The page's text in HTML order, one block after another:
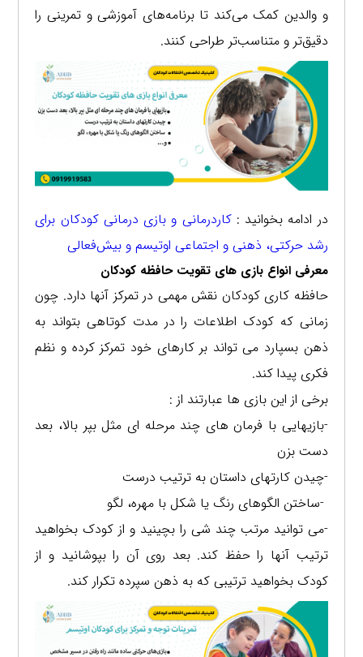
و والدین کمک می‌کند تا برنامه‌های آموزشی و تمرینی را
دقیق‌تر و متناسب‌تر طراحی کنند.
در ادامه بخوانید :کاردرمانی و بازی‌ درمانی کودکان برای
رشد حرکتی، ذهنی و اجتماعی اوتیسم و بیش‌فعالی
معرفی انواع بازی های تقویت حافظه کودکان
حافظه کاری کودکان نقش مهمی در تمرکز آنها دارد. چون
زمانی که کودک اطلاعات را در مدت کوتاهی بتواند به
ذهن بسپارد می تواند بر کارهای خود تمرکز کرده و نظم
فکری پیدا کند.
برخی از این بازی ها عبارتند از :
-بازیهایی با فرمان های چند مرحله ای مثل بپر بالا، بعد
دست بزن
-چیدن کارتهای داستان به ترتیب درست
-ساختن الگوهای رنگ یا شکل با مهره، لگو
-می توانید مرتب چند شی را بچینید و از کودک بخواهید
ترتیب آنها را حفظ کند. بعد روی آن را بپوشانید و از
کودک بخواهید ترتیبی که به ذهن سپرده تکرار کند.